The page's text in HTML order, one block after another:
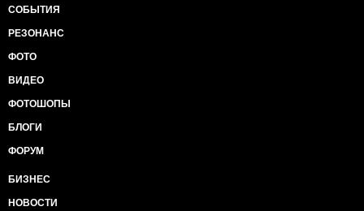
СОБЫТИЯ
РЕЗОНАНС
ФОТО
ВИДЕО
ФОТОШОПЫ
БЛОГИ
ФОРУМ
БИЗНЕС
НОВОСТИ